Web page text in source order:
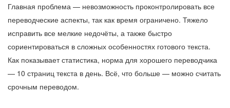
Главная проблема — невозможность проконтролировать все
переводческие аспекты, так как время ограничено. Тяжело
исправить все мелкие недочёты, а также быстро
сориентироваться в сложных особенностях готового текста.
Как показывает статистика, норма для хорошего переводчика
— 10 страниц текста в день. Всё, что больше — можно считать
срочным переводом.